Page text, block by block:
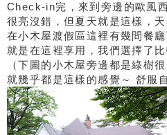
Check-in完，來到旁邊的歐風
很亮沒錯，但夏天就是這樣，天
在小木屋渡假區這裡有幾間餐
就是在這裡享用，我們選擇了比
（下圖的小木屋旁邊都是綠樹
就幾乎都是這樣的感覺～ 舒服